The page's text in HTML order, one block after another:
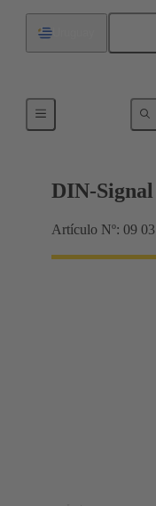
Terminación de
DIN-Signal
Artículo Nº: 09